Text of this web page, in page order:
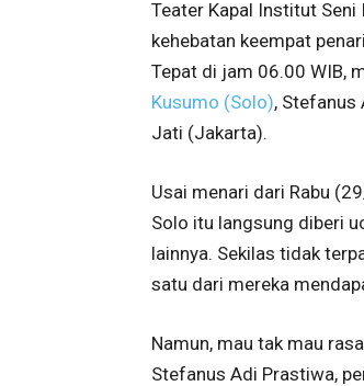
Teater Kapal Institut
kehebatan keempat
Tepat di jam 06.00 WIB,
Kusumo (Solo), Stefanus
Jati (Jakarta).
Usai menari dari Rabu
Solo itu langsung diberi
lainnya. Sekilas tidak
satu dari mereka
Namun, mau tak mau
Stefanus Adi Prastiwa,